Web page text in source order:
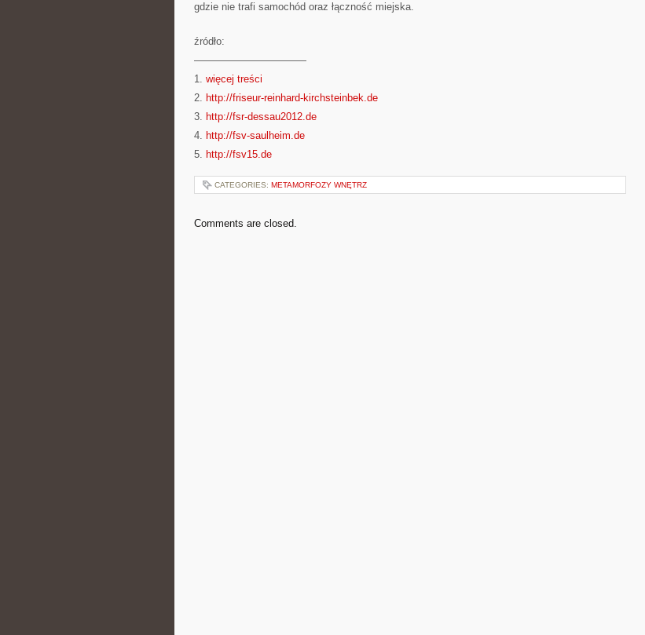
gdzie nie trafi samochód oraz łączność miejska.
źródło:
———————————
1. więcej treści
2. http://friseur-reinhard-kirchsteinbek.de
3. http://fsr-dessau2012.de
4. http://fsv-saulheim.de
5. http://fsv15.de
CATEGORIES: METAMORFOZY WNĘTRZ
Comments are closed.